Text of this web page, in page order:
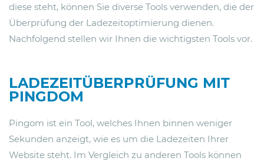
diese steht, können Sie diverse Tools verwenden, die der
Überprüfung der Ladezeitoptimierung dienen.
Nachfolgend stellen wir Ihnen die wichtigsten Tools vor.
LADEZEITÜBERPRÜFUNG MIT
PINGDOM
Pingom ist ein Tool, welches Ihnen binnen weniger
Sekunden anzeigt, wie es um die Ladezeiten Ihrer
Website steht. Im Vergleich zu anderen Tools können